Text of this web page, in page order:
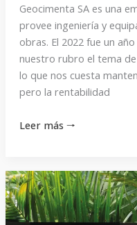
Geocimenta SA es una
provee ingeniería y
obras. El 2022 fue un
nuestro rubro el tema
lo que nos cuesta
pero la rentabilidad
Leer más 🠒
“Nos
preocupa
que